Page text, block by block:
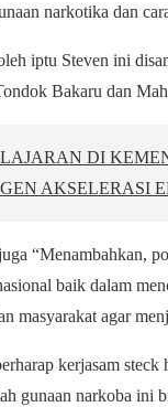
narkotika dan
iptu Steven ini
Bakaru dan
DI
AKSELERASI
“Menambahkan,
baik dalam
masyarakat agar
kerjasam
gunaan narkoba ini